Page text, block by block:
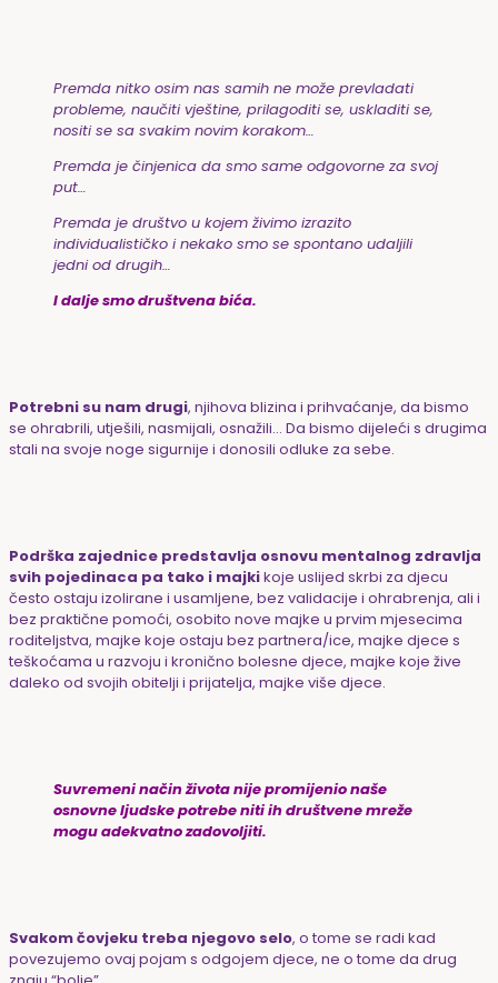
Premda nitko osim nas samih ne može prevladati
probleme, naučiti vještine, prilagoditi se, uskladiti se,
nositi se sa svakim novim korakom…
Premda je činjenica da smo same odgovorne za svoj
put…
Premda je društvo u kojem živimo izrazito
individualističko i nekako smo se spontano udaljili
jedni od drugih…
I dalje smo društvena bića.
Potrebni su nam drugi, njihova blizina i prihvaćanje, da bismo
se ohrabrili, utješili, nasmijali, osnažili… Da bismo dijeleći s drugima
stali na svoje noge sigurnije i donosili odluke za sebe.
Podrška zajednice predstavlja osnovu mentalnog zdravlja
svih pojedinaca pa tako i majkikoje uslijed skrbi za djecu
često ostaju izolirane i usamljene, bez validacije i ohrabrenja, ali i
bez praktične pomoći, osobito nove majke u prvim mjesecima
roditeljstva, majke koje ostaju bez partnera/ice, majke djece s
teškoćama u razvoju i kronično bolesne djece, majke koje žive
daleko od svojih obitelji i prijatelja, majke više djece.
Suvremeni način života nije promijenio naše
osnovne ljudske potrebe niti ih društvene mreže
mogu adekvatno zadovoljiti.
Svakom čovjeku treba njegovo selo, o tome se radi kad
povezujemo ovaj pojam s odgojem djece, ne o tome da drug